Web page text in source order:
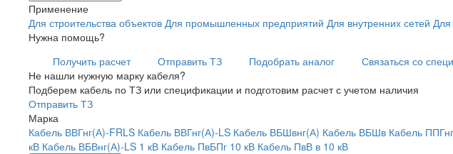
Применение
Для строительства объектов Для промышленных предприятий Для внутренних сетей Для
Нужна помощь?
Получить расчет
Отправить ТЗ Подобрать аналог
Связаться со
Не нашли нужную марку кабеля?
Подберем кабель по ТЗ или спецификации и подготовим расчет с учетом наличия
Отправить ТЗ
Марка
Кабель ВВГнг(А)-FRLS Кабель ВВГнг(А)-LS Кабель ВБШвнг(А) Кабель ВБШв Кабель
кВ Кабель ВБВнг(А)-LS 1 кВ Кабель ПвБПг 10 кВ Кабель ПвВ в 10 кВ